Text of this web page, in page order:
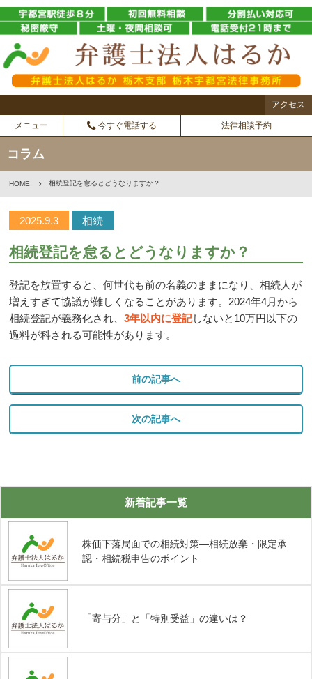
アクセス
メニュー 今すぐ電話する 法律相談予約
コラム
HOME 相続登記を怠るとどうなりますか？
2025.9.3 相続
相続登記を怠るとどうなりますか？
登記を放置すると、何世代も前の名義のままになり、相続人が
増えすぎて協議が難しくなることがあります。2024年4月から
相続登記が義務化され、3年以内に登記しないと 10万円以下の
過料が科される可能性があります。
前の記事へ
次の記事へ
新着記事一覧
株価下落局面での相続対策―相続放棄・限定承
認・相続税申告のポイント
「寄与分」と「特別受益」の違いは？